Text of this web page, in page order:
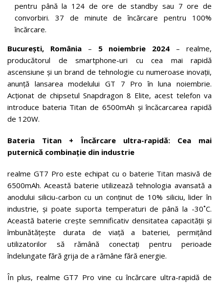
pentru până la 124 de ore de standby sau 7 ore de
convorbiri. 37 de minute de încărcare pentru 100%
încărcare.
București, România– 5 noiembrie 2024 – realme,
producătorul de smartphone-uri cu cea mai rapidă
ascensiune și un brand de tehnologie cu numeroase inovații,
anunță lansarea modelului GT 7 Pro în luna noiembrie.
Acționat de chipsetul Snapdragon 8 Elite, acest telefon va
introduce bateria Titan de 6500mAh și încăcarcarea rapidă
de 120W.
Bateria Titan + Încărcare ultra-rapidă:
Cea mai
puternică combinație din industrie
realme GT7 Pro este echipat cu o baterie Titan masivă de
6500mAh. Această baterie utilizează tehnologia avansată a
anodului siliciu-carbon cu un conținut de 10% siliciu, lider în
industrie, și poate suporta temperaturi de până la -30˚C.
Această baterie crește semnificativ densitatea capacității și
îmbunătățește durata de viață a bateriei, permițând
utilizatorilor să rămână conectați pentru perioade
îndelungate fără grija de a rămâne fără energie.
În plus, realme GT7 Pro vine cu încărcare ultra-rapidă de